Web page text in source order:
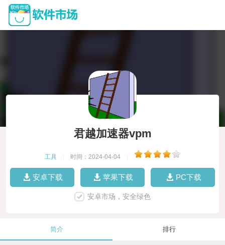
君越加速器vpm
工具 时间：2024-04-04
安卓下载 苹果下载 PC下载
安卓市场，安全绿色
简介 排行